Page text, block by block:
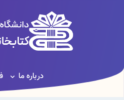
درباره ما